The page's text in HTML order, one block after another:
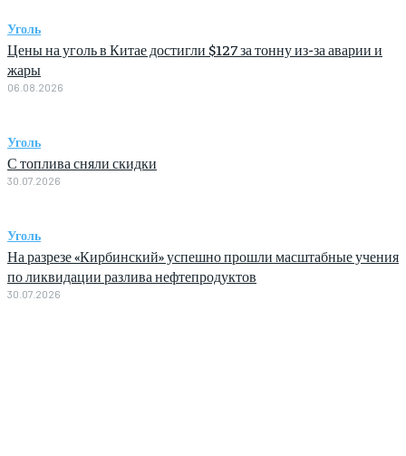
Уголь
Цены на уголь в Китае достигли $127 за тонну из-за аварии и
жары
06.08.2026
Уголь
С топлива сняли скидки
30.07.2026
Уголь
На разрезе «Кирбинский» успешно прошли масштабные учения
по ликвидации разлива нефтепродуктов
30.07.2026